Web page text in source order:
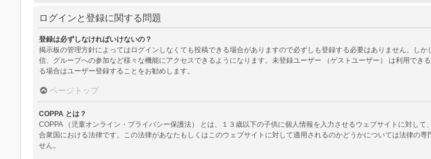
ログインと登録に関する問題
登録は必ずしなければいけないの？
掲示板の管理方針によってはログインしなくても投稿できる場合がありますので必ずしも登録する必要はありません。し
信、グループへの参加など様々な機能にアクセスできるようになります。未登録ユーザー （ゲストユーザー） は利用で
る場合はユーザー登録することをお勧めします。
ページトップ
COPPA とは？
COPPA （児童オンライン・プライバシー保護法） とは、１３歳以下の子供に個人情報を入力させるウェブサイトに対し
合衆国における法律です。この法律があなたもしくはこのウェブサイトに対して適用されるのかどうかについては法律の
せん。